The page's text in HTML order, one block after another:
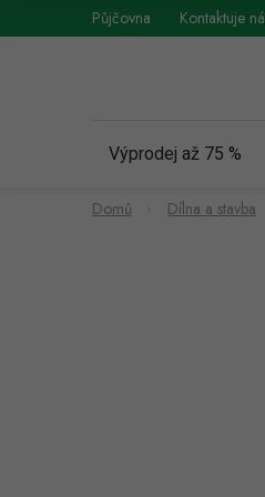
na
Půjčovna Kontaktuje nás
Výprodej až 75 %
Domů Dílna a stavba